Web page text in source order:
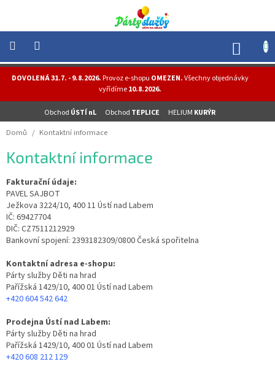
obsah
DOVOLENÁ 31.7. - 9.8.2026.Provoz e-shopu OMEZEN.Všechny objednávky
vyřídíme10.8.2026.
Obchod ÚSTÍ nL Obchod TEPLICE HELIUM KURÝR
NOVINKY
HELIUM
PÁRTY
OSLAVY
MASKY
-
KOSTÝMY
TEMATICKÉ
ROZLUČKA
-
SVATBA
BARVY
ČÍSLA
Domů / Kontaktní informace
Kontaktní informace
Fakturační údaje:
PAVEL SAJBOT
Ježkova 3224/10, 400 11 Ústí nad Labem
IČ: 69427704
DIČ: CZ7511212929
Bankovní spojení: 2393182309/0800 Česká spořitelna
Kontaktní adresa e-shopu:
Párty služby Děti na hrad
Pařížská 1429/10, 400 01 Ústí nad Labem
+420 604 542 642
Prodejna Ústí nad Labem:
Párty služby Děti na hrad
Pařížská 1429/10, 400 01 Ústí nad Labem
+420 608 212 129